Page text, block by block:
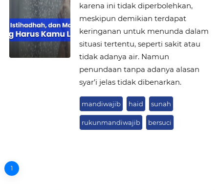
karena ini tidak diperbolehkan,
meskipun demikian terdapat
keringanan untuk menunda dalam
situasi tertentu, seperti sakit atau
tidak adanya air. Namun
penundaan tanpa adanya alasan
syar’i jelas tidak dibenarkan.
mandiwajib haid sunah
rukunmandiwajib bersuci
1